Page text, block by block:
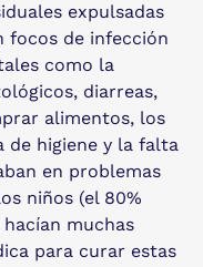
expulsadas
focos de infección
como la
diarreas,
alimentos, los
de higiene y la falta
en problemas
niños (el 80%
muchas
para curar estas